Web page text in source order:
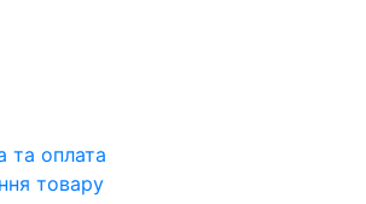
та оплата
товару